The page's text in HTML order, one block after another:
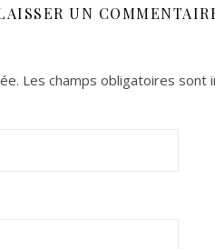
UN
Les champs obligatoires sont